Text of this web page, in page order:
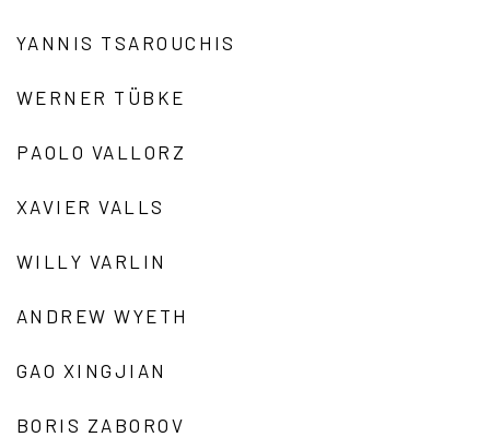
YANNIS TSAROUCHIS
WERNER TÜBKE
PAOLO VALLORZ
XAVIER VALLS
WILLY VARLIN
ANDREW WYETH
GAO XINGJIAN
BORIS ZABOROV